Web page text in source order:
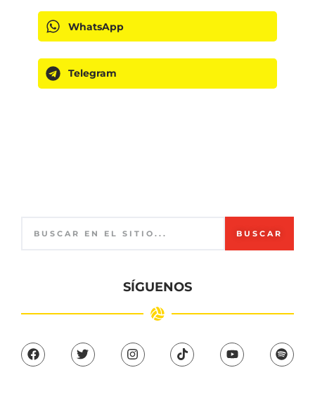
WhatsApp
Telegram
BUSCAR
SÍGUENOS